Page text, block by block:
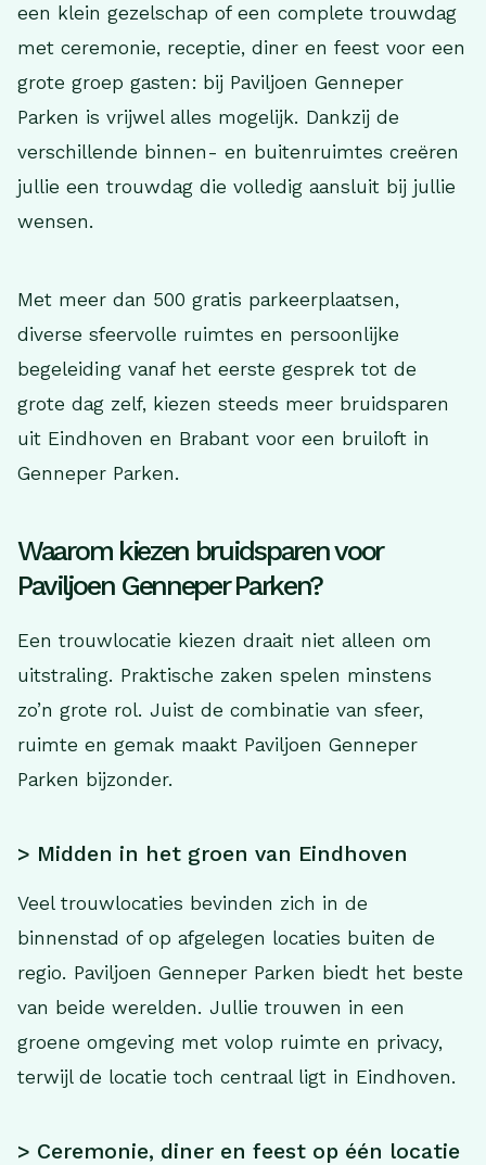
een klein gezelschap of een complete trouwdag
met ceremonie, receptie, diner en feest voor een
grote groep gasten: bij Paviljoen Genneper
Parken is vrijwel alles mogelijk. Dankzij de
verschillende binnen- en buitenruimtes creëren
jullie een trouwdag die volledig aansluit bij jullie
wensen.
Met meer dan 500 gratis parkeerplaatsen,
diverse sfeervolle ruimtes en persoonlijke
begeleiding vanaf het eerste gesprek tot de
grote dag zelf, kiezen steeds meer bruidsparen
uit Eindhoven en Brabant voor een bruiloft in
Genneper Parken.
Waarom kiezen bruidsparen voor
Paviljoen Genneper Parken?
Een trouwlocatie kiezen draait niet alleen om
uitstraling. Praktische zaken spelen minstens
zo’n grote rol. Juist de combinatie van sfeer,
ruimte en gemak maakt Paviljoen Genneper
Parken bijzonder.
> Midden in het groen van Eindhoven
Veel trouwlocaties bevinden zich in de
binnenstad of op afgelegen locaties buiten de
regio. Paviljoen Genneper Parken biedt het beste
van beide werelden. Jullie trouwen in een
groene omgeving met volop ruimte en privacy,
terwijl de locatie toch centraal ligt in Eindhoven.
> Ceremonie, diner en feest op één locatie